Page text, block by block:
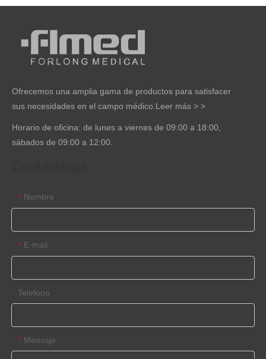
Ofrecemos una amplia gama de productos para satisfacer
sus necesidades en el campo médico. Leer más > >
Horario de oficina: de lunes a viernes de 09:00 a 18:00,
sábados de 09:00 a 12:00.
* Nombre
* E-mail
Telefono
* Mensaje